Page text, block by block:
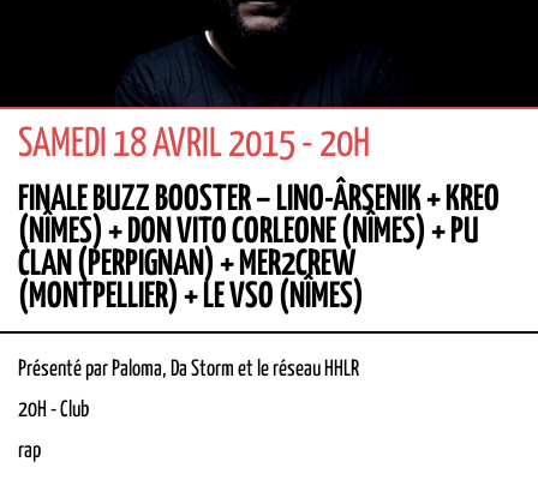
SAMEDI 18 AVRIL 2015 - 20H
FINALE BUZZ BOOSTER – LINO-ÂRSENIK + KREO
(NÎMES) + DON VITO CORLEONE (NÎMES) + PU
CLAN (PERPIGNAN) + MER2CREW
(MONTPELLIER) + LE VSO (NÎMES)
Présenté par Paloma, Da Storm et le réseau HHLR
20H -Club
rap